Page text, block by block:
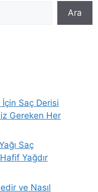
Ara
İçin Saç Derisi
Gereken Her
Saç
Yağdır
ve Nasıl